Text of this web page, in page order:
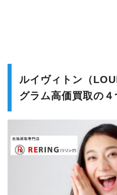
ルイヴィトン（
グラム高価買取の４